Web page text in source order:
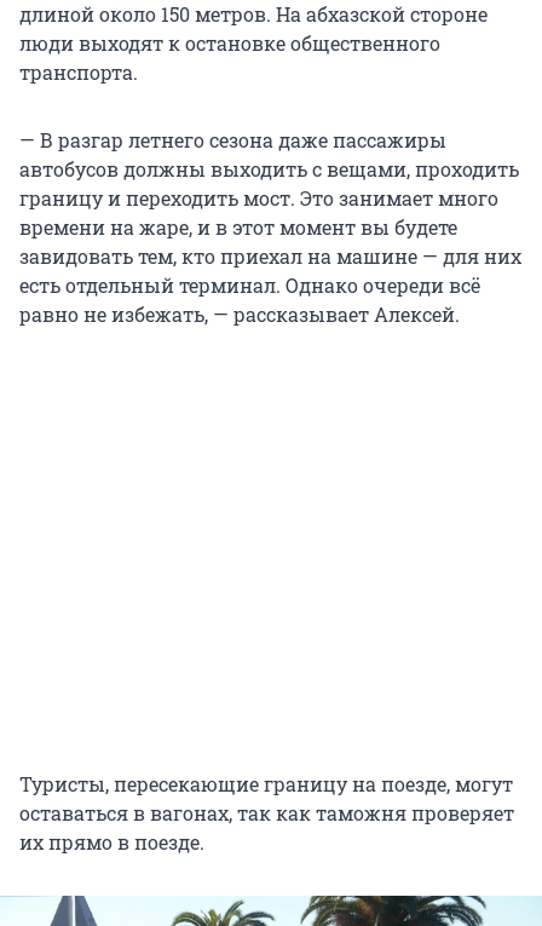
длиной около 150 метров. На абхазской стороне
люди выходят к остановке общественного
транспорта.
— В разгар летнего сезона даже пассажиры
автобусов должны выходить с вещами, проходить
границу и переходить мост. Это занимает много
времени на жаре, и в этот момент вы будете
завидовать тем, кто приехал на машине — для них
есть отдельный терминал. Однако очереди всё
равно не избежать, — рассказывает Алексей.
Туристы, пересекающие границу на поезде, могут
оставаться в вагонах, так как таможня проверяет
их прямо в поезде.